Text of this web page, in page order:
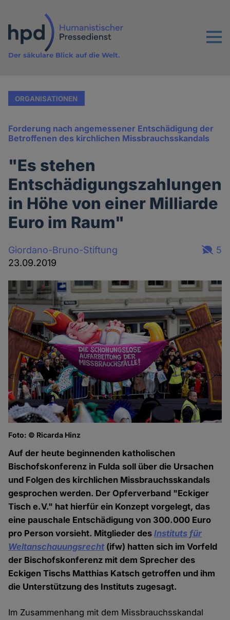
Inhalt
Menu
Der säkulare Blick auf die Welt.
ORGANISATIONEN
Forderung nach angemessener Entschädigung der
Betroffenen des kirchlichen Missbrauchsskandals
"Es stehen
Entschädigungszahlungen
in Höhe von einer Milliarde
Euro im Raum"
Giordano-Bruno-Stiftung
23.09.2019
5
Foto: © Ricarda Hinz
Auf der heute beginnenden katholischen
Bischofskonferenz in Fulda soll über die Ursachen
und Folgen des kirchlichen Missbrauchsskandals
gesprochen werden. Der Opferverband "Eckiger
Tisch e.V." hat hierfür ein Konzept vorgelegt, das
eine pauschale Entschädigung von 300.000 Euro
pro Person vorsieht. Mitglieder desInstituts für
Weltanschauungsrecht (ifw) hatten sich im Vorfeld
der Bischofskonferenz mit dem Sprecher des
Eckigen Tischs Matthias Katsch getroffen und ihm
die Unterstützung des Instituts zugesagt.
Im Zusammenhang mit dem Missbrauchsskandal